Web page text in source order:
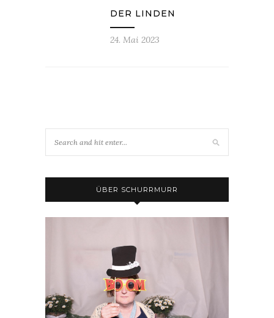
DER LINDEN
24. Mai 2023
ÜBER SCHURRMURR